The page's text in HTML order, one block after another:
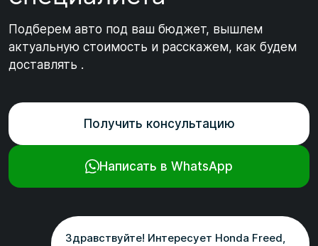
Подберем авто под ваш бюджет, вышлем
актуальную стоимость и расскажем, как будем
доставлять .
Получить консультацию
Написать в WhatsApp
Здравствуйте! Интересует Honda Freed,